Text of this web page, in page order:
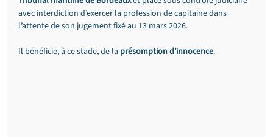
avec interdiction d’exercer la profession de capitaine dans
l’attente de son jugement fixé au 13 mars 2026.
Il bénéficie, à ce stade, de la présomption d’innocence.